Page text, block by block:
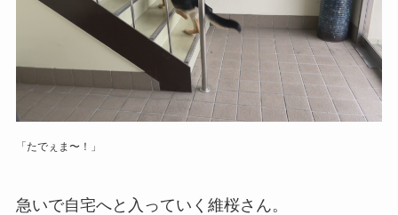
「たでぇま〜！」
急いで自宅へと入っていく維桜さん。